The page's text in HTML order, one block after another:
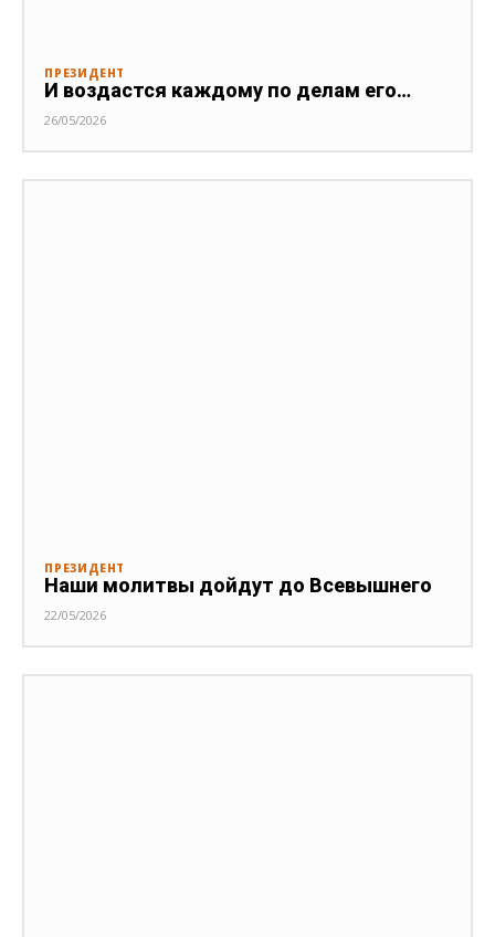
ПРЕЗИДЕНТ
И воздастся каждому по делам его…
26/05/2026
ПРЕЗИДЕНТ
Наши молитвы дойдут до Всевышнего
22/05/2026